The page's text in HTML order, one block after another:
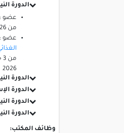
الدورة النيابية
عضو :
من26 جانفي 2026
عضو :
من 3 جانفي 2025
2026
الدورة النيابية
الدورة
الدورة النيابية
الدورة النيابية
وظائف المكتب: